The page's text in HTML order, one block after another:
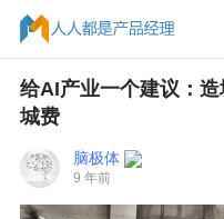
给AI产业一个建议：
城费
脑极体
9 年前